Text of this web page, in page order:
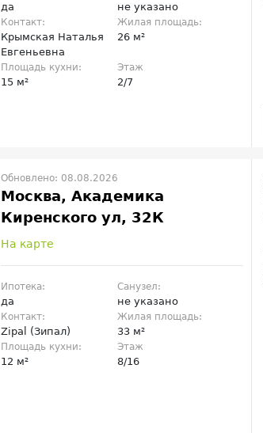
да не указано
Контакт:
Крымская Наталья
Евгеньевна
Жилая площадь:
26 м²
Площадь кухни:
15 м²
Этаж
2/7
Обновлено: 08.08.2026
Москва, Академика
Киренского ул, 32К
На карте
Ипотека:
да
Санузел:
не указано
Контакт:
Zipal (Зипал)
Жилая площадь:
33 м²
Площадь кухни:
12 м²
Этаж
8/16